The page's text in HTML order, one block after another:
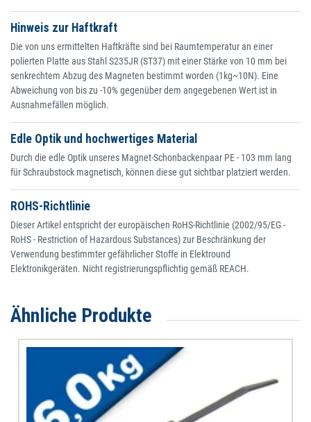
Hinweis zur Haftkraft
Die von uns ermittelten Haftkräfte sind bei Raumtemperatur an einer
polierten Platte aus Stahl S235JR (ST37) mit einer Stärke von 10 mm bei
senkrechtem Abzug des Magneten bestimmt worden (1kg~10N). Eine
Abweichung von bis zu -10% gegenüber dem angegebenen Wert ist in
Ausnahmefällen möglich.
Edle Optik und hochwertiges Material
Durch die edle Optik unseres Magnet-Schonbackenpaar PE - 103 mm lang
für Schraubstock magnetisch, können diese gut sichtbar platziert werden.
ROHS-Richtlinie
Dieser Artikel entspricht der europäischen RoHS-Richtlinie (2002/95/EG -
RoHS - Restriction of Hazardous Substances) zur Beschränkung der
Verwendung bestimmter gefährlicher Stoffe in Elektround
Elektronikgeräten. Nicht registrierungspflichtig gemäß REACH.
Ähnliche Produkte